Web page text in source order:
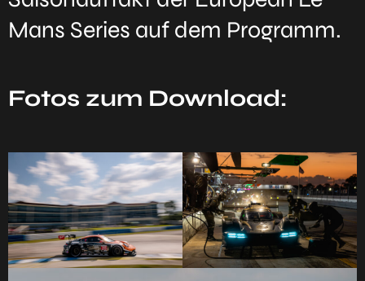
Mans Series auf dem Programm.
Fotos zum Download: